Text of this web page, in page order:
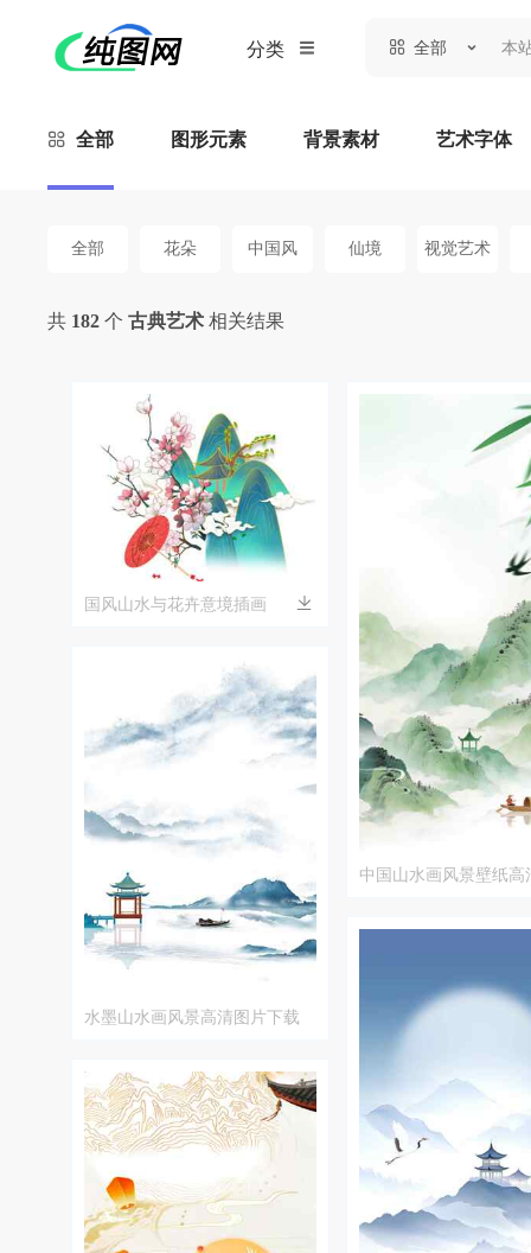
分类 全部
全部 图形元素 背景素材 艺术字体
全部 花朵 中国风 仙境 视觉艺术
共 182 个 古典艺术 相关结果
国风山水与花卉意境插画
水墨山水画风景高清图片下载
中国山水画风景壁纸高